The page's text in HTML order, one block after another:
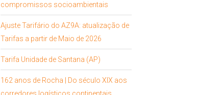
compromissos socioambientais
Ajuste Tarifário do AZ9A: atualização de
Tarifas a partir de Maio de 2026
Tarifa Unidade de Santana (AP)
162 anos de Rocha | Do século XIX aos